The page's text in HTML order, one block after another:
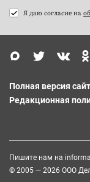
Я даю согласие на
Полная версия
Редакционная
Пишите нам на
© 2005 — 2026 ООО